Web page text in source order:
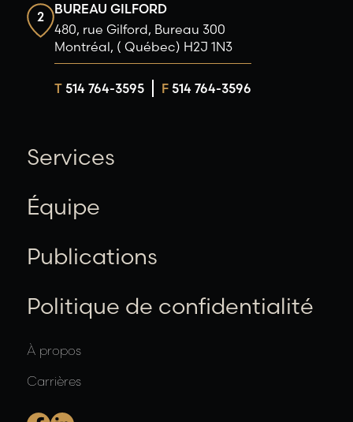
2
BUREAU GILFORD
480, rue Gilford, Bureau 300
Montréal, ( Québec) H2J 1N3
T514 764-3595 F514 764-3596
Services
Équipe
Publications
Politique de confidentialité
À propos
Carrières